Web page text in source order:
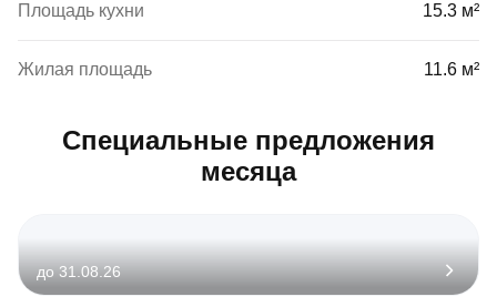
Площадь кухни 15.3 м²
Жилая площадь 11.6 м²
Специальные предложения
месяца
до 31.08.26